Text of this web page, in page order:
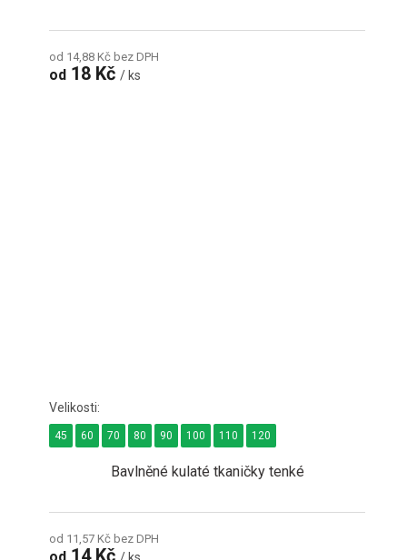
od 14,88 Kč bez DPH
od 18 Kč/ ks
Bavlněné kulaté tkaničky tenké
od 11,57 Kč bez DPH
od 14 Kč / ks
45 60 70 80 90 100 110 120